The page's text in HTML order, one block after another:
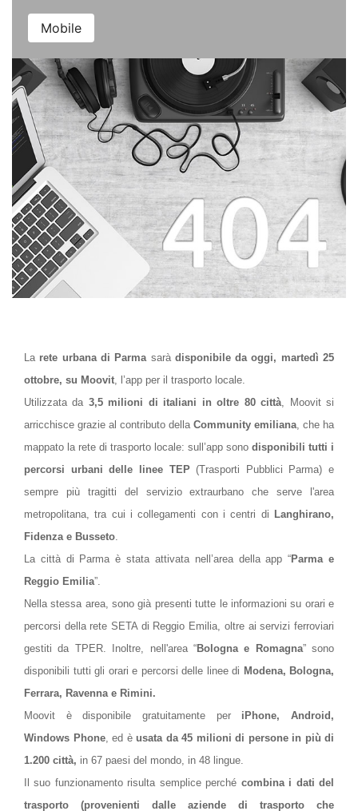
Mobile
La rete urbana di Parmasarà disponibile da oggi, martedì 25
ottobre, su Moovit, l’app per il trasporto locale.
Utilizzata da 3,5 milioni di italiani in oltre 80 città, Moovit si
arricchisce grazie al contributo della Community emiliana, che ha
mappato la rete di trasporto locale: sull’app sono disponibili tutti i
percorsi urbani delle linee TEP(Trasporti Pubblici Parma) e
sempre più tragitti del servizio extraurbano che serve l'area
metropolitana, tra cui i collegamenti con i centri di Langhirano,
Fidenza e Busseto.
La città di Parma è stata attivata nell’area della app “Parma e
Reggio Emilia”.
Nella stessa area, sono già presenti tutte le informazioni su orari e
percorsi della rete SETA di Reggio Emilia, oltre ai servizi ferroviari
gestiti da TPER. Inoltre, nell'area “Bologna e Romagna” sono
disponibili tutti gli orari e percorsi delle linee di Modena, Bologna,
Ferrara, Ravenna e Rimini.
Moovit è disponibile gratuitamente per
iPhone, Android,
Windows Phone, ed è usata da 45 milioni di persone in più di
1.200 città, in 67 paesi del mondo, in 48 lingue.
Il suo funzionamento risulta semplice perché combina i dati del
trasporto (provenienti dalle aziende di trasporto che